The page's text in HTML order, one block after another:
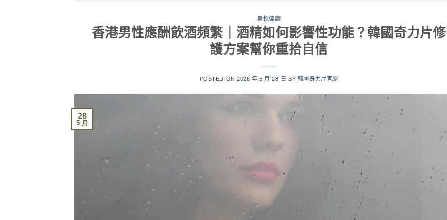
男性健康
香港男性應酬飲酒頻繁｜酒精如何影響性功能？韓國奇力片修
護方案幫你重拾自信
POSTED ON2026 年 5 月 28 日 BY 韓國奇力片官網
28
5 月